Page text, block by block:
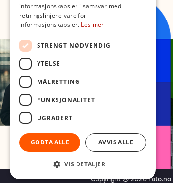
Copyright © 2026 Foto.no
informasjonskapsler i samsvar med
retningslinjene våre for
informasjonskapsler. Les mer
STRENGT NØDVENDIG
YTELSE
MÅLRETTING
FUNKSJONALITET
UGRADERT
GODTA ALLE AVVIS ALLE
VIS DETALJER